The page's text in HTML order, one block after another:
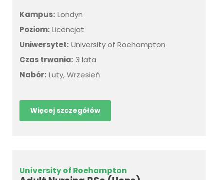
Kampus: Londyn
Poziom: Licencjat
Uniwersytet: University of Roehampton
Czas trwania: 3 lata
Nabór: Luty, Wrzesień
Więcej szczegółów
University of Roehampton